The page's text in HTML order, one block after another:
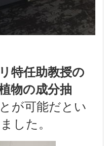
特任助教授の
物の成分抽
が可能だとい
した。